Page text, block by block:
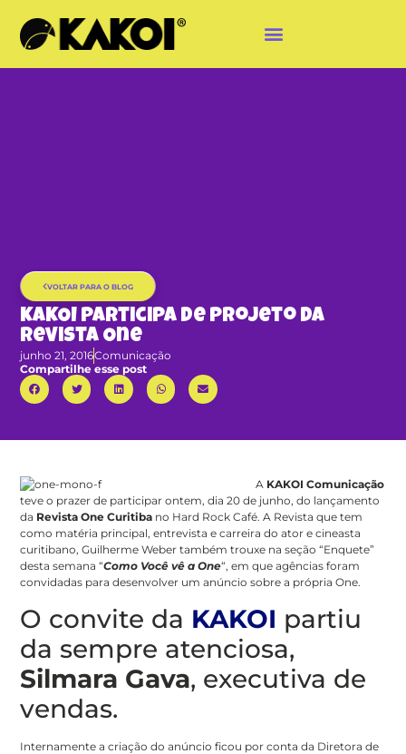
VOLTAR PARA O BLOG
KAKOI participa de projeto da
Revista One
junho 21, 2016Comunicação
Compartilhe esse post
A KAKOI Comunicação
teve o prazer de participar ontem, dia 20 de junho, do lançamento
da Revista One Curitiba no Hard Rock Café. A Revista que tem
como matéria principal, entrevista e carreira do ator e cineasta
curitibano, Guilherme Weber também trouxe na seção “Enquete”
desta semana “Como Você vê a One“, em que agências foram
convidadas para desenvolver um anúncio sobre a própria One.
O convite da KAKOI partiu
da sempre atenciosa,
Silmara Gava, executiva de
vendas.
Internamente a criação do anúncio ficou por conta da Diretora de